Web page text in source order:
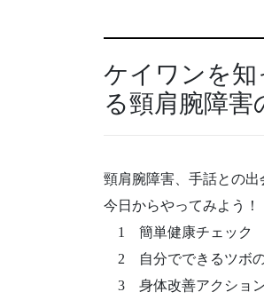
ケイワンを知
る頸肩腕障害
頸肩腕障害、手話との出
今日からやってみよう
1 簡単健康チェック
2 自分でできるツボ
3 身体改善アクショ